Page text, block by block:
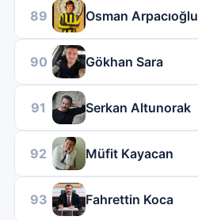
89 Osman Arpacıoğlu
90 Gökhan Sara
91 Serkan Altunorak
92 Müfit Kayacan
93 Fahrettin Koca